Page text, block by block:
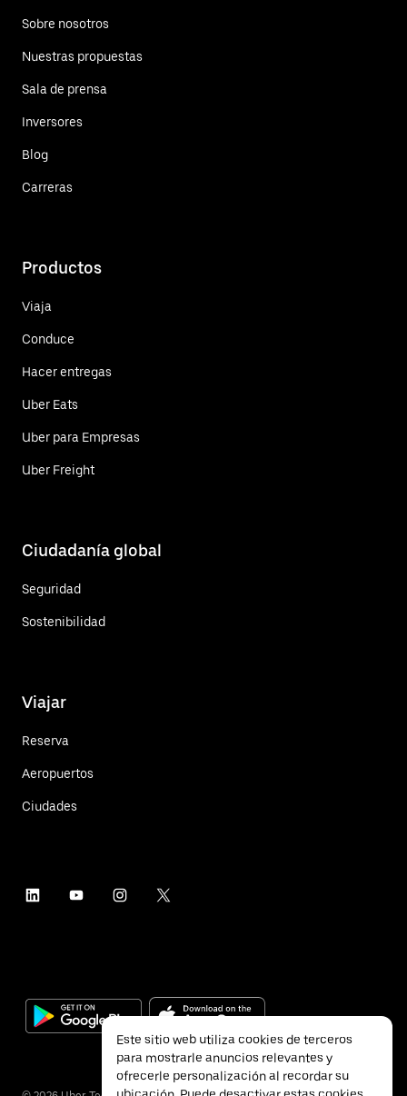
Sobre nosotros
Nuestras propuestas
Sala de prensa
Inversores
Blog
Carreras
Productos
Viaja
Conduce
Hacer entregas
Uber Eats
Uber para Empresas
Uber Freight
Ciudadanía global
Seguridad
Sostenibilidad
Viajar
Reserva
Aeropuertos
Ciudades
Este sitio web utiliza cookies de terceros
para mostrarle anuncios relevantes y
ofrecerle personalización al recordar su